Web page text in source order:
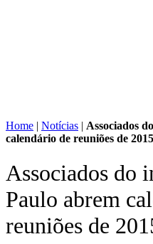
Home | Notícias | Associados
calendário de reuniões de 2015
Associados do
Paulo abrem
reuniões de